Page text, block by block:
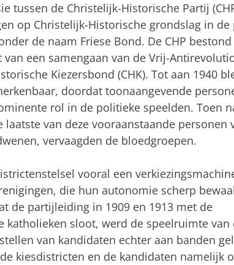
tussen de Christelijk-Historische Partij
op Christelijk-Historische grondslag in
de naam Friese Bond. De CHP
van een samengaan van de Vrij-
Kiezersbond (CHK). Tot aan 1940
doordat toonaangevende
rol in de politieke speelden. Toen
laatste van deze vooraanstaande personen
vervaagden de bloedgroepen.
vooral een
die hun autonomie scherp
de partijleiding in 1909 en 1913 met de
katholieken sloot, werd de speelruimte van
van kandidaten echter aan banden
kiesdistricten en de kandidaten namelijk